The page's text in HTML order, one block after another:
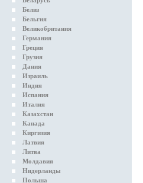
Белиз
Бельгия
Великобритания
Германия
Греция
Грузия
Дания
Израиль
Индия
Испания
Италия
Казахстан
Канада
Киргизия
Латвия
Литва
Молдавия
Нидерланды
Польша